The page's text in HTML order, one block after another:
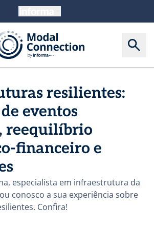
resilientes:
eventos
reequilíbrio
financeiro e
especialista em infraestrutura da
conosco a sua experiência sobre
Confira!